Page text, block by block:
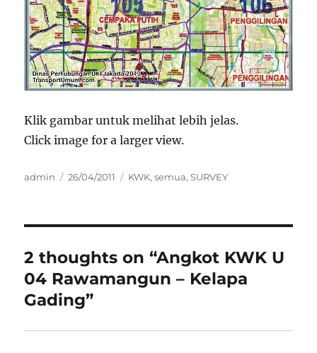
Klik gambar untuk melihat lebih jelas.
Click image for a larger view.
Author
admin
Posted
26/04/2011 Categories
KWK,semua,SURVEY
2 thoughts on “Angkot KWK U
04 Rawamangun – Kelapa
Gading”